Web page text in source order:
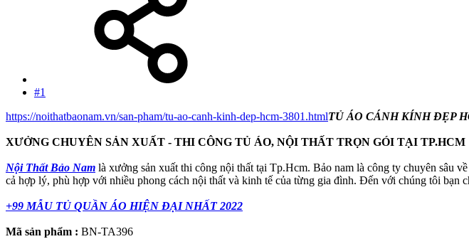
#1
https://noithatbaonam.vn/san-pham/tu-ao-canh-kinh-dep-hcm-3801.htmlTỦ ÁO CÁNH KÍNH ĐẸP
XƯỞNG CHUYÊN SẢN XUẤT - THI CÔNG TỦ ÁO, NỘI THẤT TRỌN GÓI TẠI TP.HCM
Nội Thất Bảo Nam là xưởng sản xuất thi công nội thất tại Tp.Hcm. Bảo nam là công ty chuyên sâu
cả hợp lý, phù hợp với nhiều phong cách nội thất và kinh tế của từng gia đình. Đến với chúng tôi bạn
+99 MẪU TỦ QUẦN ÁO HIỆN ĐẠI NHẤT 2022
Mã sản phẩm : BN-TA396